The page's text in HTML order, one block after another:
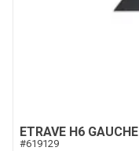
ETRAVE H6 GAUCHE
#619129